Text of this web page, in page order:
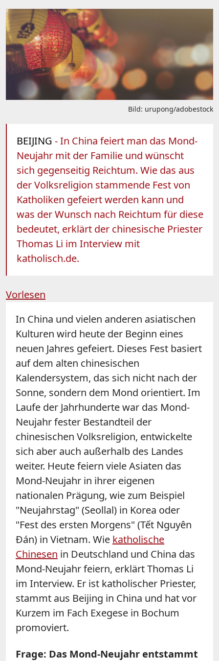
Bild: urupong/adobestock
BEIJING - In China feiert man das Mond-
Neujahr mit der Familie und wünscht
sich gegenseitig Reichtum. Wie das aus
der Volksreligion stammende Fest von
Katholiken gefeiert werden kann und
was der Wunsch nach Reichtum für diese
bedeutet, erklärt der chinesische Priester
Thomas Li im Interview mit
katholisch.de.
Vorlesen
In China und vielen anderen asiatischen
Kulturen wird heute der Beginn eines
neuen Jahres gefeiert. Dieses Fest basiert
auf dem alten chinesischen
Kalendersystem, das sich nicht nach der
Sonne, sondern dem Mond orientiert. Im
Laufe der Jahrhunderte war das Mond-
Neujahr fester Bestandteil der
chinesischen Volksreligion, entwickelte
sich aber auch außerhalb des Landes
weiter. Heute feiern viele Asiaten das
Mond-Neujahr in ihrer eigenen
nationalen Prägung, wie zum Beispiel
"Neujahrstag" (Seollal) in Korea oder
"Fest des ersten Morgens" (Tết Nguyên
Đán) in Vietnam. Wie katholische
Chinesen in Deutschland und China das
Mond-Neujahr feiern, erklärt Thomas Li
im Interview. Er ist katholischer Priester,
stammt aus Beijing in China und hat vor
Kurzem im Fach Exegese in Bochum
promoviert.
Frage: Das Mond-Neujahr entstammt